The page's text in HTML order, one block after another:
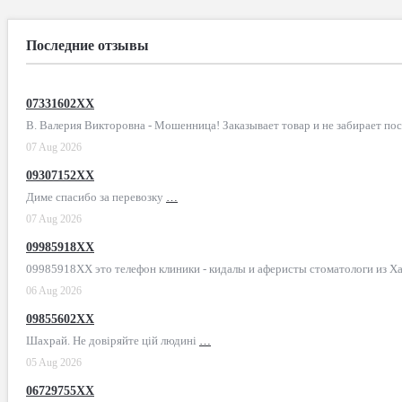
Последние отзывы
07331602XX
В. Валерия Викторовна - Мошенница! Заказывает товар и не забирает
07 Aug 2026
09307152XX
Диме спасибо за перевозку …
07 Aug 2026
09985918XX
09985918XX это телефон клиники - кидалы и аферисты стоматологи из
06 Aug 2026
09855602XX
Шахрай. Не довіряйте цій людині …
05 Aug 2026
06729755XX